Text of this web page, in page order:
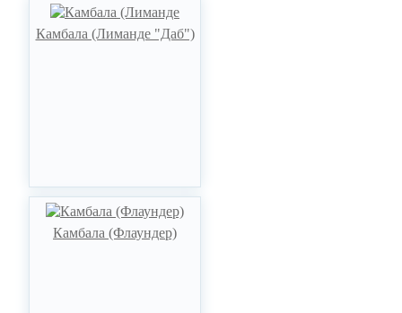
Камбала (Лиманде "Даб")
Камбала (Флаундер)